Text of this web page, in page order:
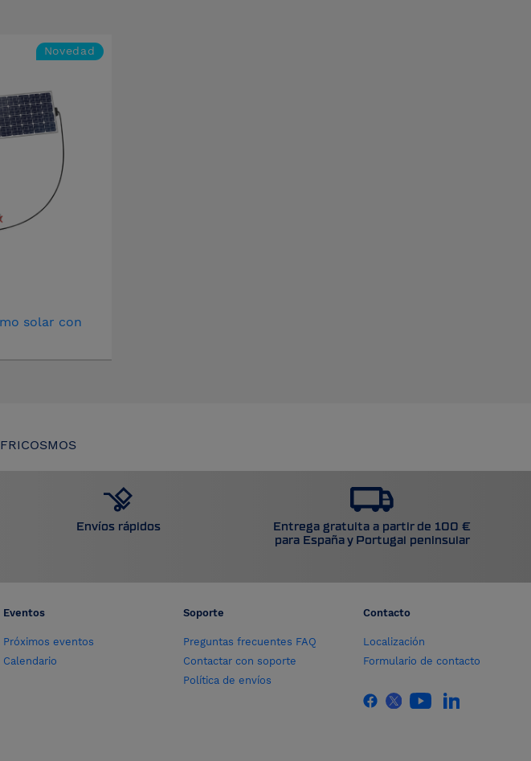
Novedad
solar con
Envíos rápidos
Entrega gratuita a partir de 100 €
para España y Portugal peninsular
Eventos
Próximos eventos
Calendario
Soporte
Preguntas frecuentes FAQ
Contactar con soporte
Política de envíos
Contacto
Localización
Formulario de contacto